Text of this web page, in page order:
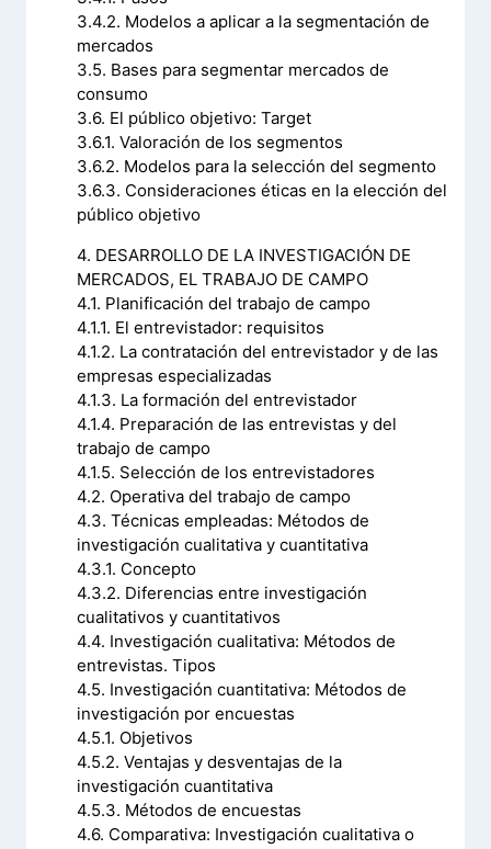
3.4.2. Modelos a aplicar a la segmentación de
mercados
3.5. Bases para segmentar mercados de
consumo
3.6. El público objetivo: Target
3.6.1. Valoración de los segmentos
3.6.2. Modelos para la selección del segmento
3.6.3. Consideraciones éticas en la elección del
público objetivo
4. DESARROLLO DE LA INVESTIGACIÓN DE
MERCADOS, EL TRABAJO DE CAMPO
4.1. Planificación del trabajo de campo
4.1.1. El entrevistador: requisitos
4.1.2. La contratación del entrevistador y de las
empresas especializadas
4.1.3. La formación del entrevistador
4.1.4. Preparación de las entrevistas y del
trabajo de campo
4.1.5. Selección de los entrevistadores
4.2. Operativa del trabajo de campo
4.3. Técnicas empleadas: Métodos de
investigación cualitativa y cuantitativa
4.3.1. Concepto
4.3.2. Diferencias entre investigación
cualitativos y cuantitativos
4.4. Investigación cualitativa: Métodos de
entrevistas. Tipos
4.5. Investigación cuantitativa: Métodos de
investigación por encuestas
4.5.1. Objetivos
4.5.2. Ventajas y desventajas de la
investigación cuantitativa
4.5.3. Métodos de encuestas
4.6. Comparativa: Investigación cualitativa o